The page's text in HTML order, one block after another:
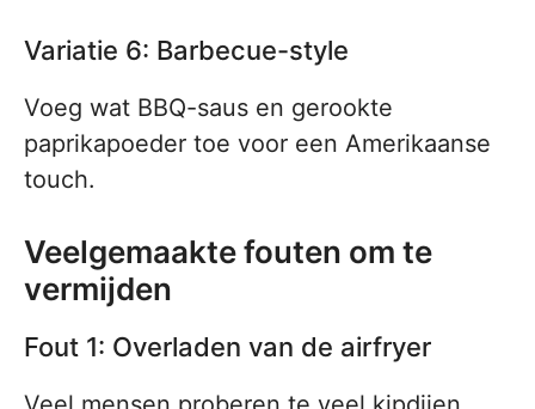
Variatie 6: Barbecue-style
Voeg wat BBQ-saus en gerookte
paprikapoeder toe voor een Amerikaanse
touch.
Veelgemaakte fouten om te
vermijden
Fout 1: Overladen van de airfryer